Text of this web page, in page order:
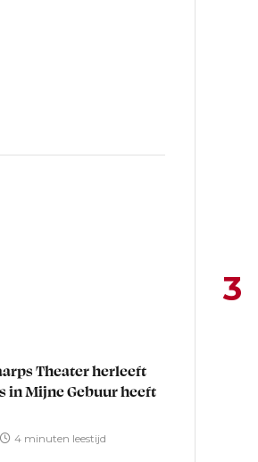
Theater herleeft
in Mijne Gebuur heeft
4 minuten leestijd